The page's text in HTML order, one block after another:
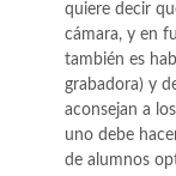
quiere decir
cámara, y en
también es
grabadora) y
aconsejan a
uno debe
de alumnos